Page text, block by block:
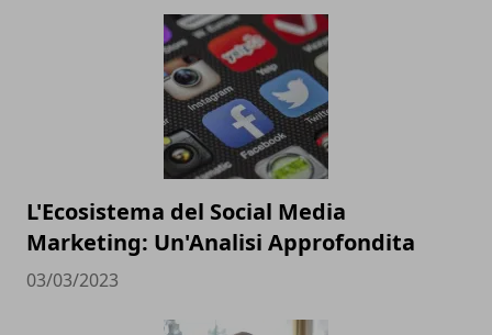
L'Ecosistema del Social Media
Marketing: Un'Analisi Approfondita
03/03/2023